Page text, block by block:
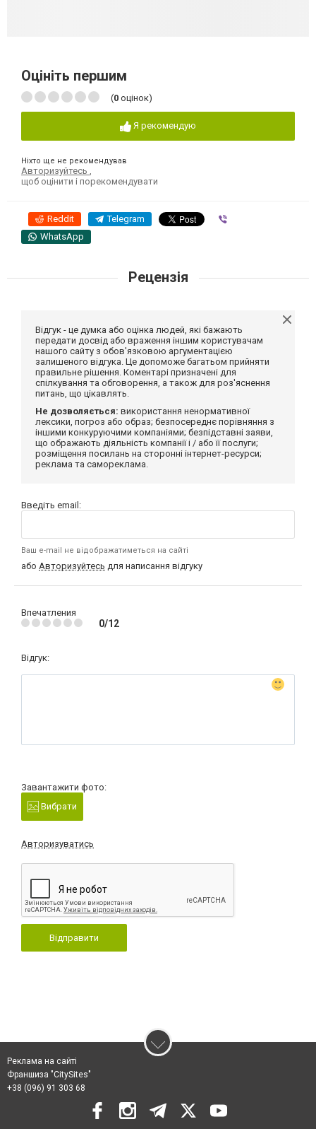
Оцініть першим
(0 оцінок)
Я рекомендую
Ніхто ще не рекомендував
Авторизуйтесь
щоб оцінити і порекомендувати
Reddit Telegram
WhatsApp
Рецензія
Відгук - це думка або оцінка людей, які бажають
передати досвід або враження іншим користувачам
нашого сайту з обов'язковою аргументацією
залишеного відгука. Це допоможе багатьом прийняти
правильне рішення. Коментарі призначені для
спілкування та обговорення, а також для роз'яснення
питань, що цікавлять.
Не дозволяється: використання ненормативної
лексики, погроз або образ; безпосереднє порівняння з
іншими конкуруючими компаніями; безпідставні заяви,
що ображають діяльність компанії і / або її послуги;
розміщення посилань на сторонні інтернет-ресурси;
реклама та самореклама.
Введіть email:
Ваш e-mail не відображатиметься на сайті
або Авторизуйтесь для написання відгуку
Впечатления
0/12
Відгук:
Завантажити фото:
Вибрати
Авторизуватись
Відправити
Реклама на сайті
Франшиза "CitySites"
+38 (096) 91 303 68